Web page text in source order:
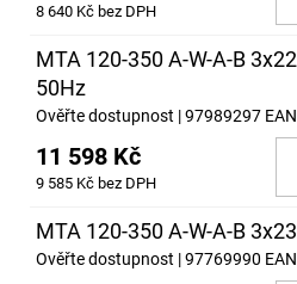
8 640 Kč bez DPH
MTA 120-350 A-W-A-B
50Hz
Ověřte dostupnost | 97989297
11 598 Kč
9 585 Kč bez DPH
MTA 120-350 A-W-A-B
Ověřte dostupnost | 97769990